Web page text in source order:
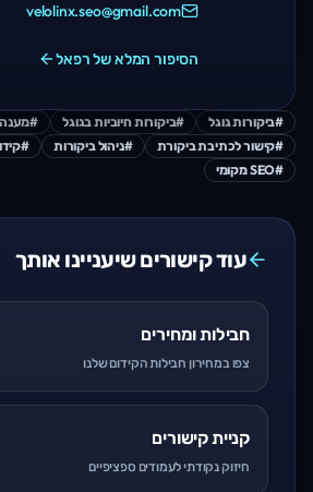
velolinx.seo@gmail.com
הסיפור המלא של רפאל
#ביקורות גוגל #ביקורות חיוביות בגוגל #מענה
#קישור לכתיבת ביקורת #ניהול ביקורות #
#SEO מקומי
עוד קישורים שיעניינו אותך
חבילות ומחירים
צפו במחירון חבילות הקידום שלנו
קניית קישורים
חיזוק נקודתי לעמודים ספציפיים